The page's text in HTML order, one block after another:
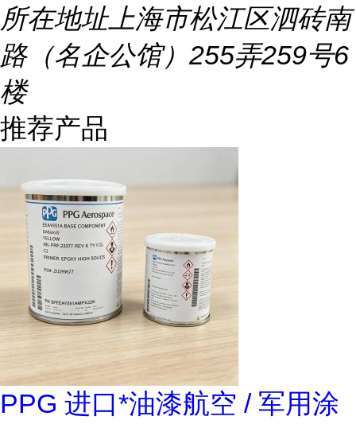
所在地址上海市松江区泗砖南
路（名企公馆）255弄259号6
楼
推荐产品
PPG 进口*油漆航空 / 军用涂